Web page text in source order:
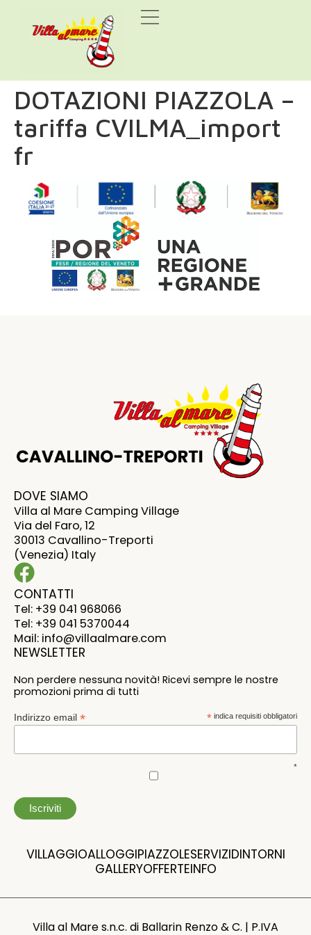
DOTAZIONI PIAZZOLA –
tariffa CVILMA_import
fr
DOVE SIAMO
Villa al Mare Camping Village
Via del Faro, 12
30013 Cavallino-Treporti
(Venezia) Italy
CONTATTI
Tel: +39 041 968066
Tel: +39 041 5370044
Mail: info@villaalmare.com
NEWSLETTER
Non perdere nessuna novità! Ricevi sempre le nostre
promozioni prima di tutti
* indica requisiti obbligatori
Indirizzo email *
*
VILLAGGIOALLOGGIPIAZZOLESERVIZIDINTORNI
GALLERYOFFERTEINFO
Villa al Mare s.n.c. di Ballarin Renzo & C. | P.IVA